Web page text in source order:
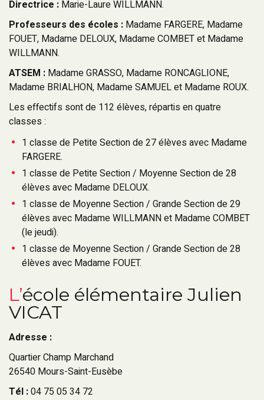
Directrice : Marie-Laure WILLMANN.
Professeurs des écoles : Madame FARGERE, Madame
FOUET, Madame DELOUX, Madame COMBET et Madame
WILLMANN.
ATSEM : Madame GRASSO, Madame RONCAGLIONE,
Madame BRIALHON, Madame SAMUEL et Madame ROUX.
Les effectifs sont de 112 élèves, répartis en quatre
classes :
1 classe de Petite Section de 27 élèves avec Madame
FARGERE.
1 classe de Petite Section / Moyenne Section de 28
élèves avec Madame DELOUX.
1 classe de Moyenne Section / Grande Section de 29
élèves avec Madame WILLMANN et Madame COMBET
(le jeudi).
1 classe de Moyenne Section / Grande Section de 28
élèves avec Madame FOUET.
L’école élémentaire Julien
VICAT
Adresse :
Quartier Champ Marchand
26540 Mours-Saint-Eusèbe
Tél :04 75 05 34 72